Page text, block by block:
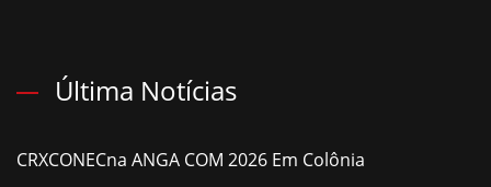
Última Notícias
CRXCONECna ANGA COM 2026 Em Colônia